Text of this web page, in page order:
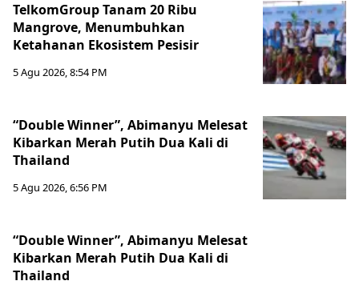
TelkomGroup Tanam 20 Ribu
Mangrove, Menumbuhkan
Ketahanan Ekosistem Pesisir
5 Agu 2026, 8:54 PM
“Double Winner”, Abimanyu Melesat
Kibarkan Merah Putih Dua Kali di
Thailand
5 Agu 2026, 6:56 PM
“Double Winner”, Abimanyu Melesat
Kibarkan Merah Putih Dua Kali di
Thailand